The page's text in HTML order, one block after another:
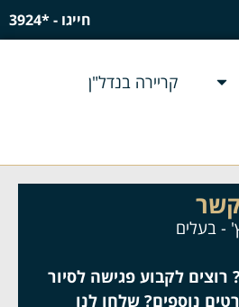
חייגו - *3924
קריירה בנדל"ן
- בעלים
לקבוע פגישה לסיור
נוספים? שלחו לנו